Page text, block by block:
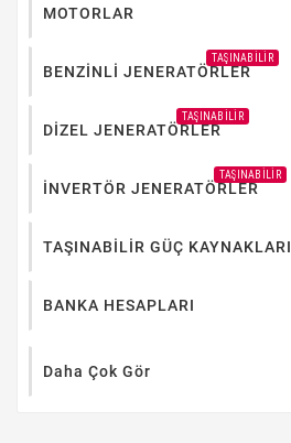
MOTORLAR
BENZİNLİ JENERATÖRLER
TAŞINABILIR
DİZEL JENERATÖRLER
TAŞINABILIR
İNVERTÖR JENERATÖRLER
TAŞINABILIR
TAŞINABİLİR GÜÇ KAYNAKLARI
BANKA HESAPLARI
Daha Çok Gör